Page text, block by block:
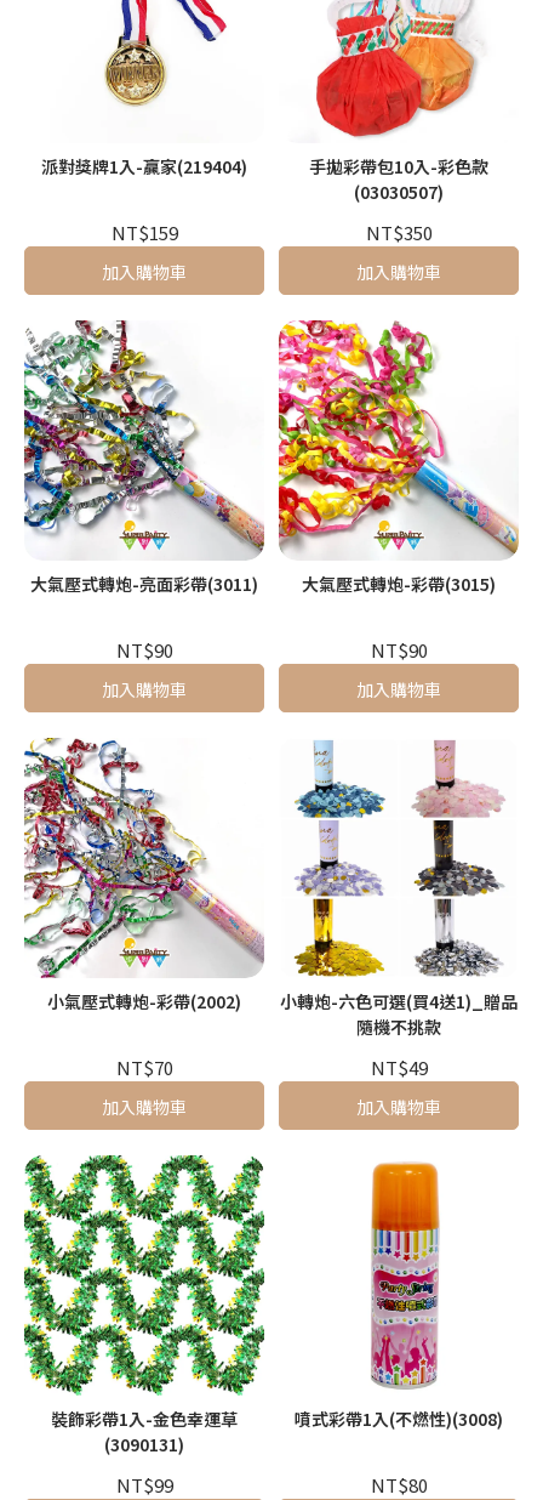
派對獎牌1入-贏家(219404)
NT$159
加入購物車
手拋彩帶包10入-彩色款
(03030507)
NT$350
加入購物車
大氣壓式轉炮-亮面彩帶(3011)
NT$90
加入購物車
大氣壓式轉炮-彩帶(3015)
NT$90
加入購物車
小氣壓式轉炮-彩帶(2002)
NT$70
加入購物車
小轉炮-六色可選(買4送1)_贈品
隨機不挑款
NT$49
加入購物車
裝飾彩帶1入-金色幸運草
(3090131)
NT$99
噴式彩帶1入(不燃性)(3008)
NT$80